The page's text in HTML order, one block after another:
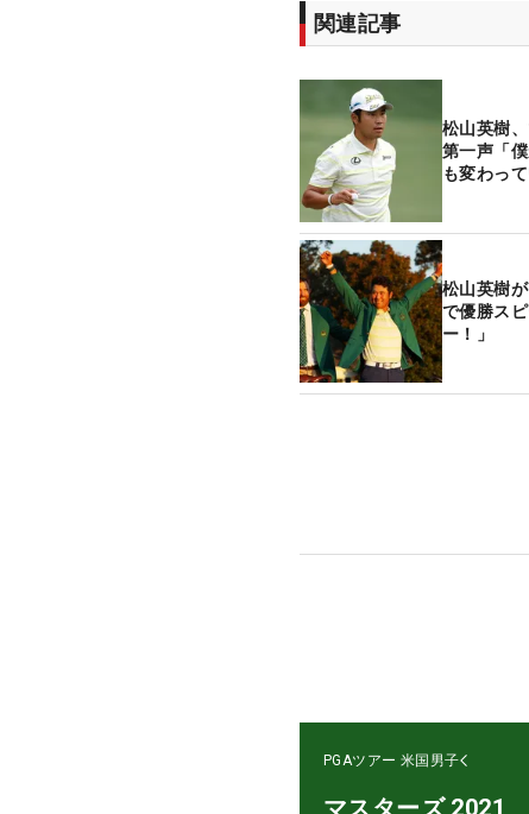
関連記事
松山英樹
第一声「
も変わっ
松山英樹
で優勝ス
ー！」
PGAツアー 米国男子
マスターズ 2021